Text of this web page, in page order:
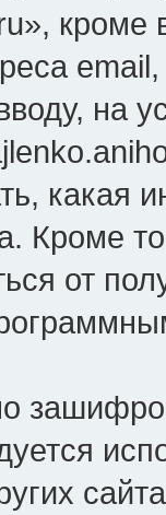
кроме
на
какая
Кроме
от